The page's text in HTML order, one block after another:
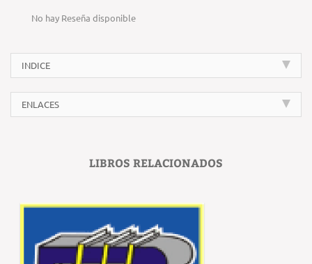
No hay Reseña disponible
INDICE
ENLACES
LIBROS RELACIONADOS